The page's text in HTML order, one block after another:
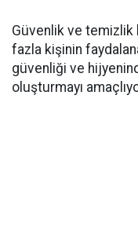
Güvenlik ve temizlik
fazla kişinin
güvenliği ve
oluşturmayı